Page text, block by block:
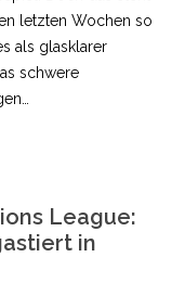
letzten Wochen so
als glasklarer
schwere
League:
in